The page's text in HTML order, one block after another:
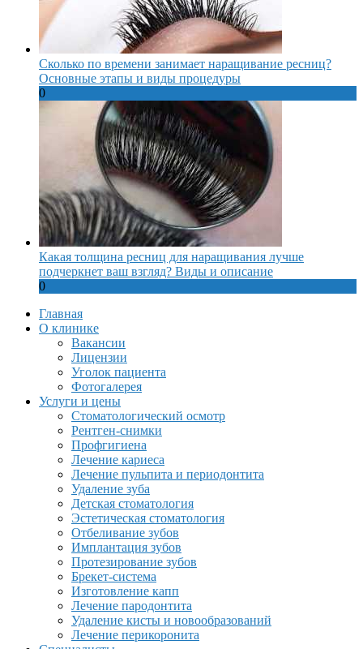
Сколько по времени занимает наращивание ресниц?
Основные этапы и виды процедуры
0
Какая толщина ресниц для наращивания лучше
подчеркнет ваш взгляд? Виды и описание
0
Главная
О клинике
Вакансии
Лицензии
Уголок пациента
Фотогалерея
Услуги и цены
Стоматологический осмотр
Рентген-снимки
Профгигиена
Лечение кариеса
Лечение пульпита и периодонтита
Удаление зуба
Детская стоматология
Эстетическая стоматология
Отбеливание зубов
Имплантация зубов
Протезирование зубов
Брекет-система
Изготовление капп
Лечение пародонтита
Удаление кисты и новообразований
Лечение перикоронита